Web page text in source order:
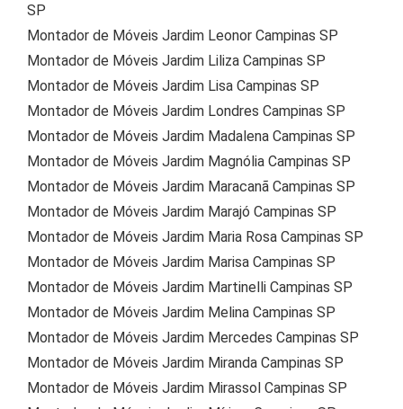
SP
Montador de Móveis Jardim Leonor Campinas SP
Montador de Móveis Jardim Liliza Campinas SP
Montador de Móveis Jardim Lisa Campinas SP
Montador de Móveis Jardim Londres Campinas SP
Montador de Móveis Jardim Madalena Campinas SP
Montador de Móveis Jardim Magnólia Campinas SP
Montador de Móveis Jardim Maracanã Campinas SP
Montador de Móveis Jardim Marajó Campinas SP
Montador de Móveis Jardim Maria Rosa Campinas SP
Montador de Móveis Jardim Marisa Campinas SP
Montador de Móveis Jardim Martinelli Campinas SP
Montador de Móveis Jardim Melina Campinas SP
Montador de Móveis Jardim Mercedes Campinas SP
Montador de Móveis Jardim Miranda Campinas SP
Montador de Móveis Jardim Mirassol Campinas SP